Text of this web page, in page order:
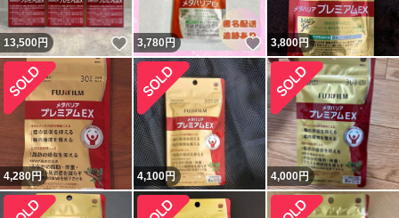
13,500円 いいね！
3,780円 いいね！
3,800円
4,280円 4,100円 4,000円